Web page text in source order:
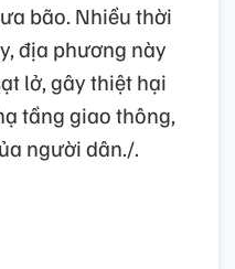
bão. Nhiều thời
địa phương này
lở, gây thiệt hại
tầng giao thông,
người dân./.